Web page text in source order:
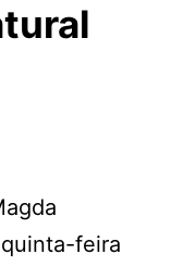
feira